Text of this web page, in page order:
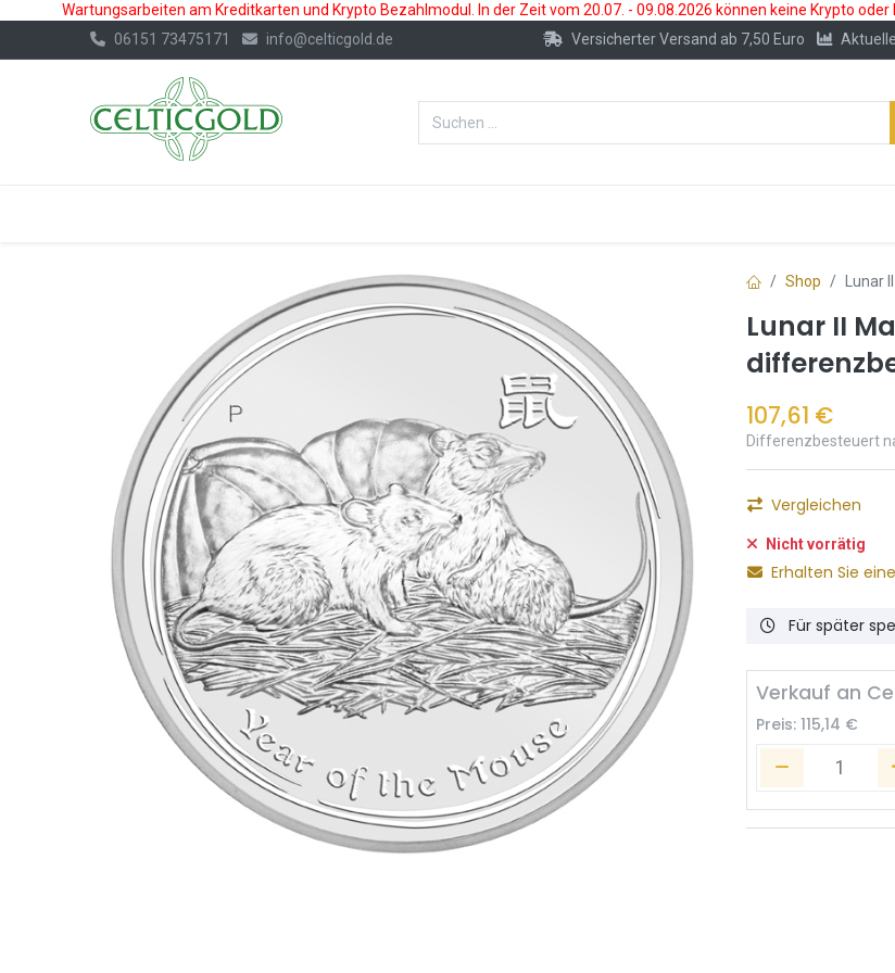
Wartungsarbeiten am Kreditkarten und Krypto Bezahlmodul. In der Zeit vom 20.07. - 09.08.2026 können keine Krypto
06151 73475171
info@celticgold.de Versicherter Versand ab 7,50 Euro
Shop Lunar
Lunar II
107,61 €
Differenzbesteuert
Vergleichen
Nicht vorrätig
Erhalten Sie
Für später
Verkauf an
Preis: 115,14 €